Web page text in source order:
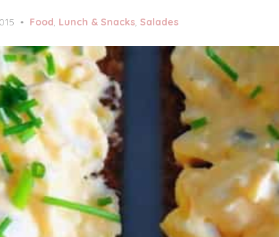
Food Lunch & Snacks Salades